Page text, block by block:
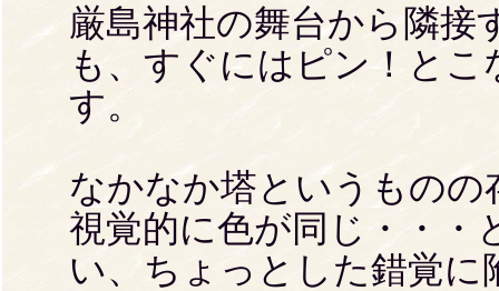
厳島神社の舞台から隣接
も、すぐにはピン！と
す。
なかなか塔というもの
視覚的に色が同じ・・・
い、ちょっとした錯覚